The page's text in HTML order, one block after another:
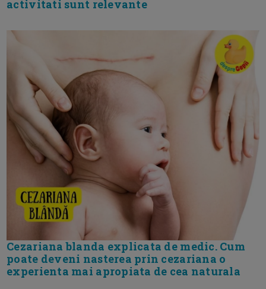
activitati sunt relevante
Cezariana blanda explicata de medic. Cum
poate deveni nasterea prin cezariana o
experienta mai apropiata de cea naturala